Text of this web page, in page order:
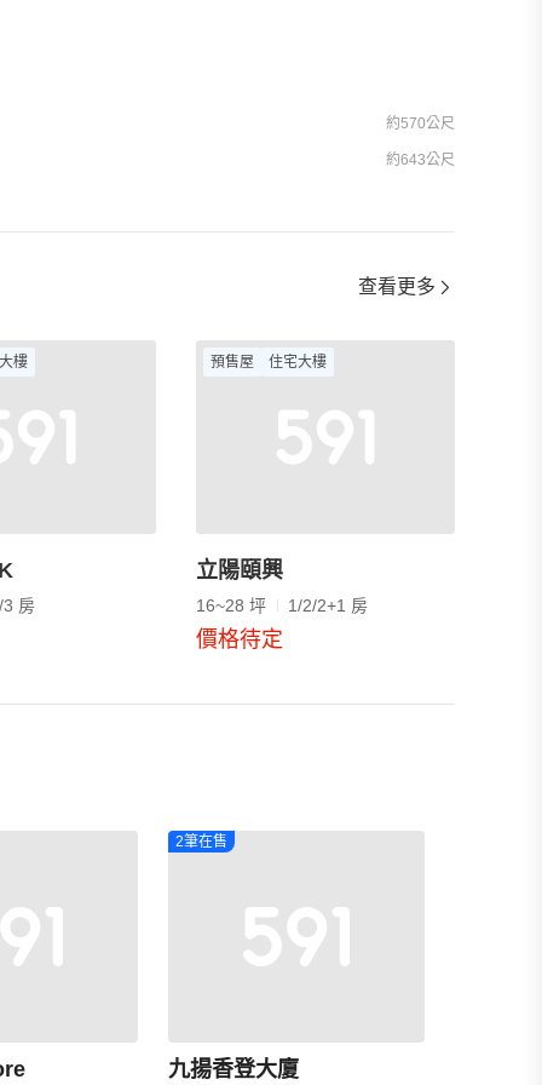
約570公尺
約643公尺
查看更多
樓
3 房
預售屋 住宅大樓
立陽頤興
16~28 坪 1/2/2+1 房
價格待定
2筆在售
九揚香登大廈